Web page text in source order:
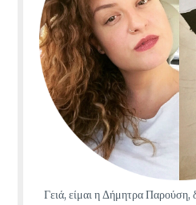
Γειά, είμαι η Δήμητρα Παρούση,